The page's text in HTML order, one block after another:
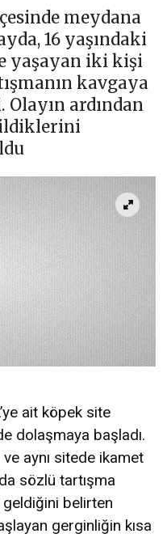
meydana
16 yaşındaki
yaşayan iki kişi
kavgaya
ardından
ait köpek site
dolaşmaya başladı.
aynı sitede ikamet
sözlü tartışma
geldiğini belirten
gerginliğin kısa